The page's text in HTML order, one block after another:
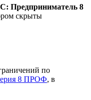
Предприниматель 8
скрыты
по
8 ПРОФ, в